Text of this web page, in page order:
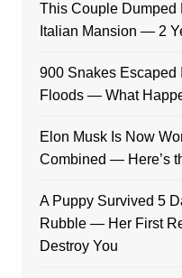
This Couple Dumped
Italian Mansion — 2
900 Snakes Escaped
Floods — What
Elon Musk Is Now
Combined — Here’s
A Puppy Survived 5
Rubble — Her First
Destroy You